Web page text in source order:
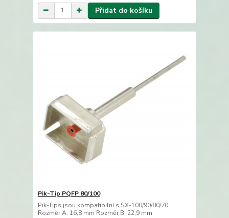
Přidat do košíku
Pik-Tip PQFP 80/100
Pik-Tips jsou kompatibilní s SX-100/90/80/70
Rozměr A: 16,8 mm Rozměr B: 22,9 mm